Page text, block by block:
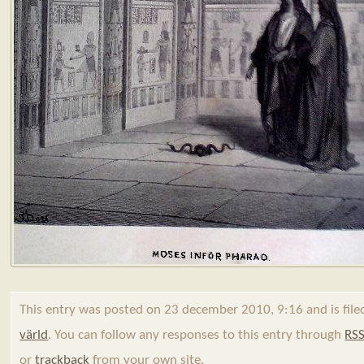
This entry was posted on 23 december 2010, 9:16 and is
värld. You can follow any responses to this entry through
ortrackback from your own site.